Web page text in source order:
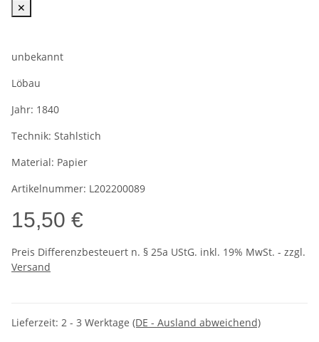
✕
unbekannt
Löbau
Jahr: 1840
Technik: Stahlstich
Material: Papier
Artikelnummer: L202200089
15,50 €
Preis Differenzbesteuert n. § 25a UStG. inkl. 19% MwSt. - zzgl.
Versand
Lieferzeit: 2 - 3 Werktage (DE - Ausland abweichend)